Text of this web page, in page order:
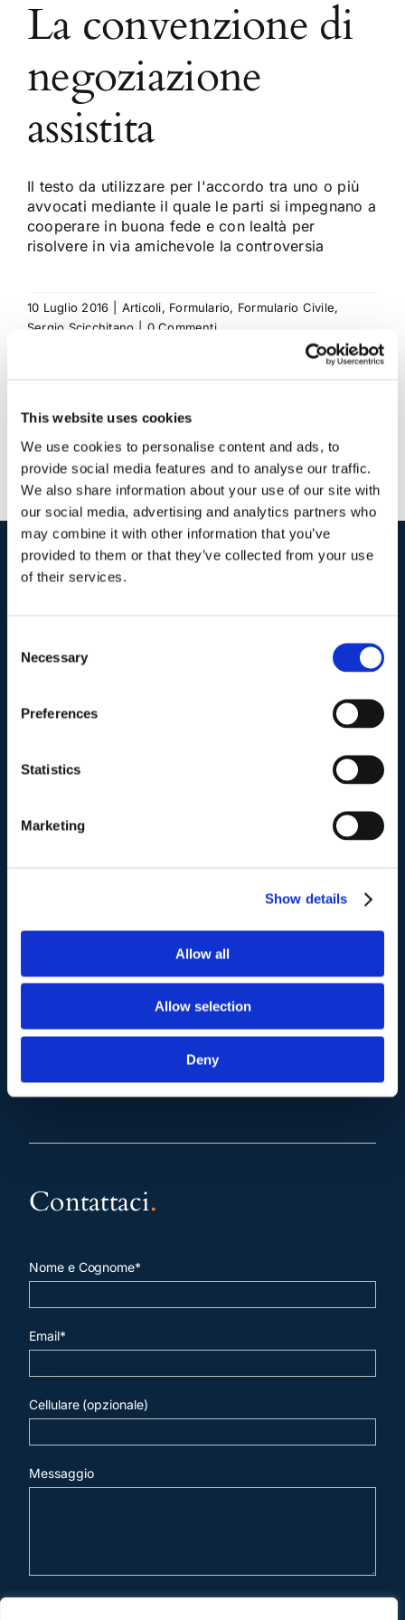
This website uses cookies
We use cookies to personalise content and ads, to
provide social media features and to analyse our traffic.
We also share information about your use of our site with
our social media, advertising and analytics partners who
may combine it with other information that you’ve
provided to them or that they’ve collected from your use
of their services.
Selection
Necessary
Preferences
Statistics
Marketing
Show details
Allow all
Allow selection
Deny
La convenzione di
negoziazione
assistita
Il testo da utilizzare per l'accordo tra uno o più
avvocati mediante il quale le parti si impegnano a
cooperare in buona fede e con lealtà per
risolvere in via amichevole la controversia
10 Luglio 2016 Articoli, Formulario, Formulario Civile,
Sergio Scicchitano | 0 Commenti
I nostri contatti
Indirizzo postale unificato
00195-Roma
Telefono
pagina contatti
Contattaci.
Nome e Cognome*
Email*
Cellulare (opzionale)
Messaggio